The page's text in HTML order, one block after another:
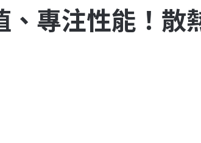
專注性能！散